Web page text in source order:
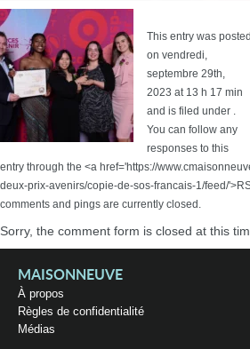
This entry was posted
on vendredi,
septembre 29th,
2023 at 13 h 17 min
and is filed under .
You can follow any
responses to this
entry through the <a href='https://
deux-prix-avenirs/copie-de-sos-francais-1/feed/
comments and pings are currently closed.
Sorry, the comment form is closed at this
MAISONNEUVE
À propos
Règles de confidentialité
Médias